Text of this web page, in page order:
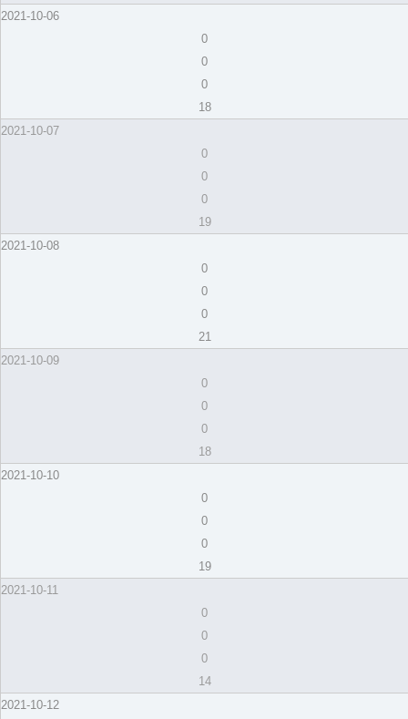
2021-10-06
0
0
0
18
2021-10-07
0
0
0
19
2021-10-08
0
0
0
21
2021-10-09
0
0
0
18
2021-10-10
0
0
0
19
2021-10-11
0
0
0
14
2021-10-12